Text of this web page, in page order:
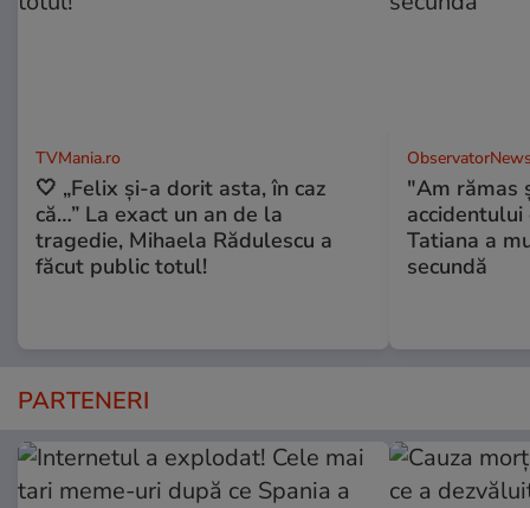
TVMania.ro
🤍 „Felix și-a dorit asta, în caz
că…” La exact un an de la
tragedie, Mihaela Rădulescu a
făcut public totul!
"Am rămas
accidentului
Tatiana a
secundă
PARTENERI